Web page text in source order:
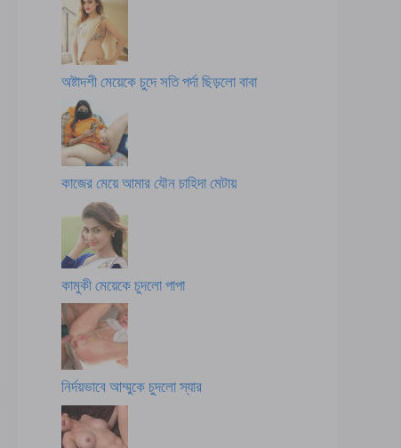
অষ্টাদশী মেয়েকে চুদে সতি পর্দা ছিড়লো বাবা
কাজের মেয়ে আমার যৌন চাহিদা মেটায়
কামুকী মেয়েকে চুদলো পাপা
নির্দয়ভাবে আম্মুকে চুদলো স্যার